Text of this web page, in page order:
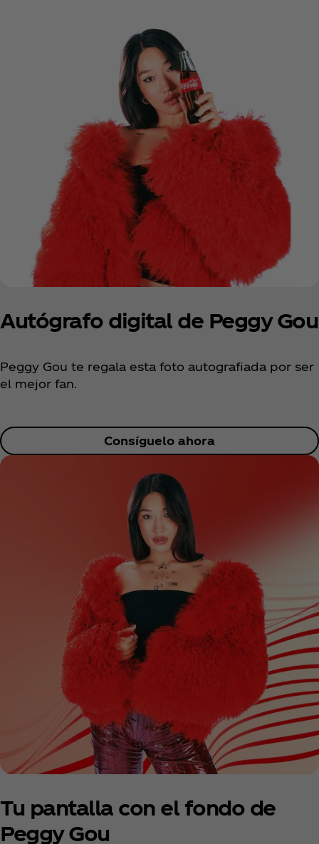
Autógrafo digital de Peggy Gou
Peggy Gou te regala esta foto autografiada por ser
el mejor fan.
Consíguelo ahora
Tu pantalla con el fondo de
Peggy Gou